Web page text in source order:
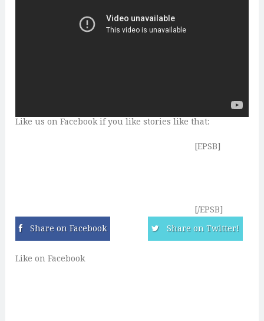
Like us on Facebook if you like stories like that:
[EPSB]
[/EPSB]
Share on Facebook
Share on Twitter!
Like on Facebook